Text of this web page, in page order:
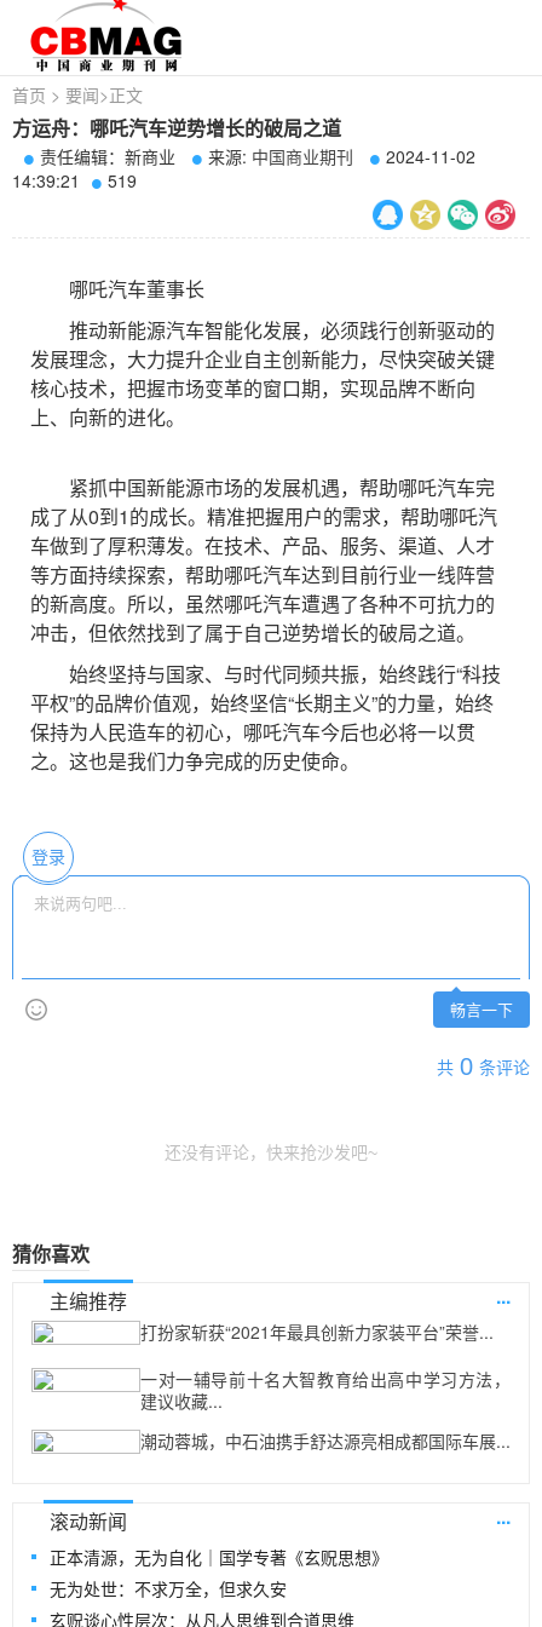
首页 > 要闻>正文
方运舟：哪吒汽车逆势增长的破局之道
责任编辑：新商业 来源: 中国商业期刊
2024-11-02
14:39:21
519
哪吒汽车董事长
推动新能源汽车智能化发展，必须践行创新驱动的
发展理念，大力提升企业自主创新能力，尽快突破关键
核心技术，把握市场变革的窗口期，实现品牌不断向
上、向新的进化。
紧抓中国新能源市场的发展机遇，帮助哪吒汽车完
成了从0到1的成长。精准把握用户的需求，帮助哪吒汽
车做到了厚积薄发。在技术、产品、服务、渠道、人才
等方面持续探索，帮助哪吒汽车达到目前行业一线阵营
的新高度。所以，虽然哪吒汽车遭遇了各种不可抗力的
冲击，但依然找到了属于自己逆势增长的破局之道。
始终坚持与国家、与时代同频共振，始终践行“科技
平权”的品牌价值观，始终坚信“长期主义”的力量，始终
保持为人民造车的初心，哪吒汽车今后也必将一以贯
之。这也是我们力争完成的历史使命。
登录
畅言一下
共 0 条评论
还没有评论，快来抢沙发吧~
猜你喜欢
主编推荐
...
打扮家斩获“2021年最具创新力家装平台”荣誉...
一对一辅导前十名大智教育给出高中学习方法，
建议收藏...
潮动蓉城，中石油携手舒达源亮相成都国际车展...
滚动新闻 ...
正本清源，无为自化｜国学专著《玄贶思想》
无为处世：不求万全，但求久安
玄贶谈心性层次：从凡人思维到合道思维